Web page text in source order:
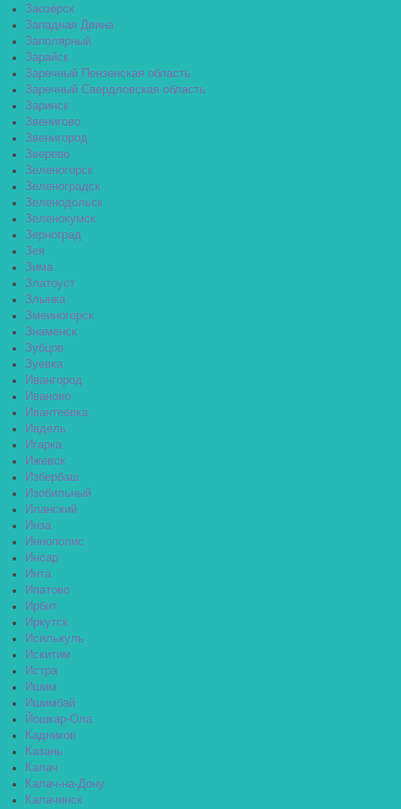
Заозёрск
Западная Двина
Заполярный
Зарайск
Заречный Пензенская область
Заречный Свердловская область
Заринск
Звенигово
Звенигород
Зверево
Зеленогорск
Зеленоградск
Зеленодольск
Зеленокумск
Зерноград
Зея
Зима
Златоуст
Злынка
Змеиногорск
Знаменск
Зубцов
Зуевка
Ивангород
Иваново
Ивантеевка
Ивдель
Игарка
Ижевск
Избербаш
Изобильный
Иланский
Инза
Иннополис
Инсар
Инта
Ипатово
Ирбит
Иркутск
Исилькуль
Искитим
Истра
Ишим
Ишимбай
Йошкар-Ола
Кадников
Казань
Калач
Калач-на-Дону
Калачинск